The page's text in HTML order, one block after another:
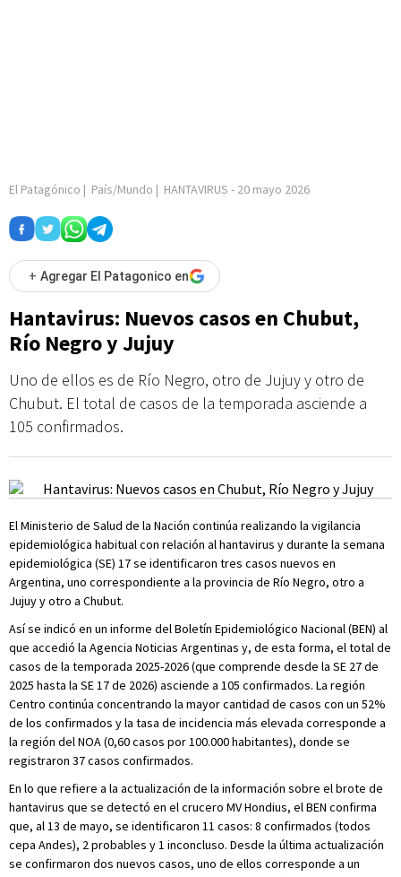
El Patagónico | País/Mundo | HANTAVIRUS - 20 mayo 2026
+ Agregar El Patagonico en
Hantavirus: Nuevos casos en Chubut,
Río Negro y Jujuy
Uno de ellos es de Río Negro, otro de Jujuy y otro de
Chubut. El total de casos de la temporada asciende a
105 confirmados.
El Ministerio de Salud de la Nación continúa realizando la vigilancia
epidemiológica habitual con relación al hantavirus y durante la semana
epidemiológica (SE) 17 se identificaron tres casos nuevos en
Argentina, uno correspondiente a la provincia de Río Negro, otro a
Jujuy y otro a Chubut.
Así se indicó en un informe del Boletín Epidemiológico Nacional (BEN) al
que accedió la Agencia Noticias Argentinas y, de esta forma, el total de
casos de la temporada 2025-2026 (que comprende desde la SE 27 de
2025 hasta la SE 17 de 2026) asciende a 105 confirmados. La región
Centro continúa concentrando la mayor cantidad de casos con un 52%
de los confirmados y la tasa de incidencia más elevada corresponde a
la región del NOA (0,60 casos por 100.000 habitantes), donde se
registraron 37 casos confirmados.
En lo que refiere a la actualización de la información sobre el brote de
hantavirus que se detectó en el crucero MV Hondius, el BEN confirma
que, al 13 de mayo, se identificaron 11 casos: 8 confirmados (todos
cepa Andes), 2 probables y 1 inconcluso. Desde la última actualización
se confirmaron dos nuevos casos, uno de ellos corresponde a un